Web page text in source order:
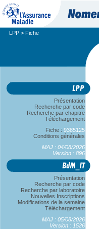
LPP > Fiche
Présentation
Recherche par code
Recherche par chapitre
Téléchargement
Fiche : 9385125
Conditions générales
MAJ : 04/08/2026
Version : 896
Présentation
Recherche par code
Recherche par laboratoire
Nouvelles Inscriptions
Modifications de la semaine
Téléchargement
MAJ : 05/08/2026
Version : 1526